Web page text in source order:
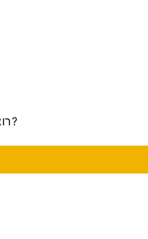
רוצה להיות הראשון לספר על החוויה?